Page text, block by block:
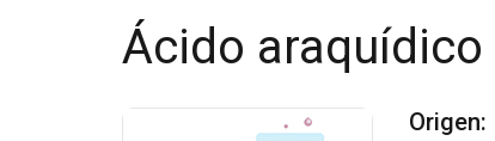
Ácido araquídico
Origen: